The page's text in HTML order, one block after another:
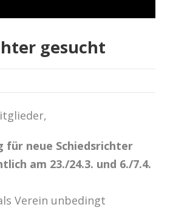
gesucht
für neue Schiedsrichter
am 23./24.3. und 6./7.4.
Verein unbedingt